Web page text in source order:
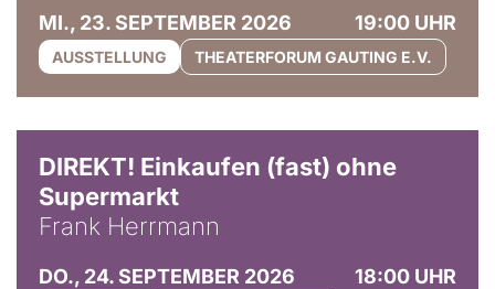
MI., 23. SEPTEMBER 2026 19:00 UHR
AUSSTELLUNG THEATERFORUM GAUTING E.V.
DIREKT! Einkaufen (fast) ohne
Supermarkt
Frank Herrmann
DO., 24. SEPTEMBER 2026 18:00 UHR